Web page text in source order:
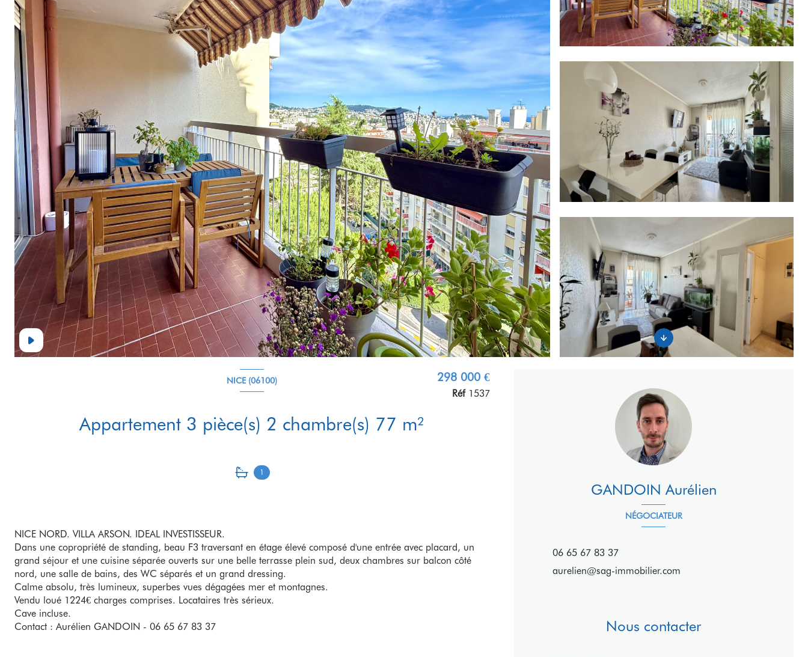
NICE (06100)
Appartement 3 pièce(s) 2 chambre(s) 77 m²
1
298 000 €
Réf 1537
NICE NORD. VILLA ARSON. IDEAL INVESTISSEUR.
Dans une copropriété de standing, beau F3 traversant en étage élevé composé d'une entrée avec placard, un
grand séjour et une cuisine séparée ouverts sur une belle terrasse plein sud, deux chambres sur balcon côté
nord, une salle de bains, des WC séparés et un grand dressing.
Calme absolu, très lumineux, superbes vues dégagées mer et montagnes.
Vendu loué 1224€ charges comprises. Locataires très sérieux.
Cave incluse.
Contact : Aurélien GANDOIN - 06 65 67 83 37
NÉGOCIATEUR
GANDOIN Aurélien
06 65 67 83 37
aurelien@sag-immobilier.com
Nous contacter